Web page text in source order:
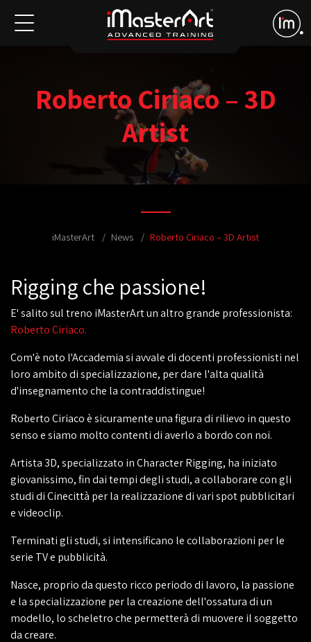
Roberto Ciriaco – 3D
Artist
iMasterArt News Roberto Ciriaco – 3D Artist
Rigging che passione!
E' salito sul treno iMasterArt un altro grande professionista:
Roberto Ciriaco.
Com'è noto l'Accademia si avvale di docenti professionisti nel
loro ambito di specializzazione, per dare l'alta qualità
d'insegnamento che la contraddistingue!
Roberto Ciriaco è sicuramente una figura di rilievo in questo
senso e siamo molto contenti di averlo a bordo con noi.
Artista 3D, specializzato in Character Rigging, ha iniziato
giovanissimo, fin dai tempi degli studi, a collaborare con gli
studi di Cinecittà per la realizzazione di vari spot pubblicitari
e videoclip.
Terminati gli studi, si intensificano le collaborazioni per le
serie TV e pubblicità.
Nasce, proprio da questo ricco periodo di lavoro, la passione
e la specializzazione per la creazione dell'ossatura di un
modello, lo scheletro che permetterà di muovere il soggetto
da creare.